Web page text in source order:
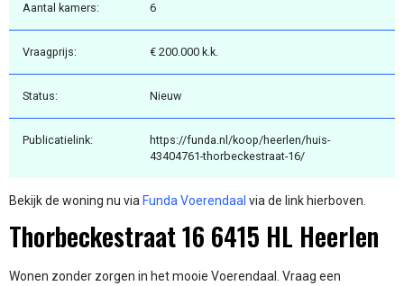
Aantal kamers: 6
Vraagprijs: € 200.000 k.k.
Status: Nieuw
Publicatielink:
https://funda.nl/koop/heerlen/huis-
43404761-thorbeckestraat-16/
Bekijk de woning nu via Funda Voerendaal via de link hierboven.
Thorbeckestraat 16 6415 HL Heerlen
Wonen zonder zorgen in het mooie Voerendaal. Vraag een